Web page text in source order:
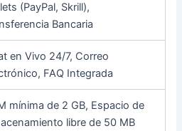
(PayPal, Skrill),
Bancaria
en Vivo 24/7, Correo
FAQ Integrada
mínima de 2 GB, Espacio de
libre de 50 MB